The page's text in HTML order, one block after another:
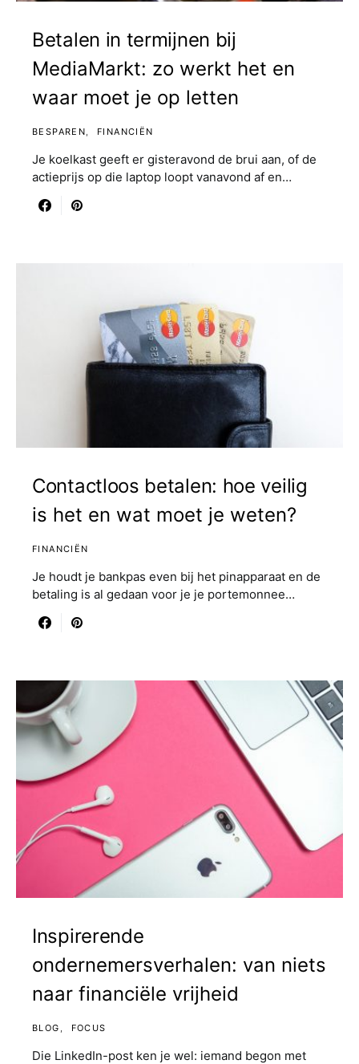
Betalen in termijnen bij
MediaMarkt: zo werkt het en
waar moet je op letten
BESPAREN FINANCIËN
Je koelkast geeft er gisteravond de brui aan, of de
actieprijs op die laptop loopt vanavond af en…
Contactloos betalen: hoe veilig
is het en wat moet je weten?
FINANCIËN
Je houdt je bankpas even bij het pinapparaat en de
betaling is al gedaan voor je je portemonnee…
Inspirerende
ondernemersverhalen: van niets
naar financiële vrijheid
BLOG FOCUS
Die LinkedIn-post ken je wel: iemand begon met